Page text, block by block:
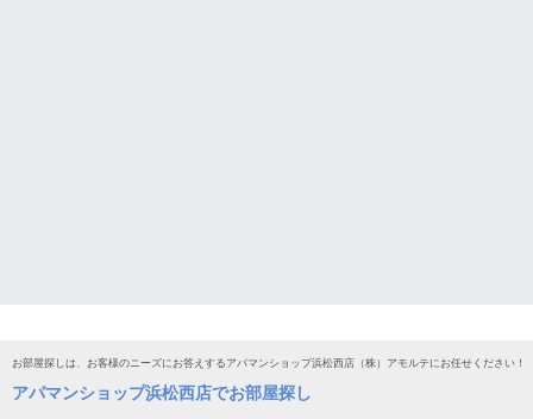
お部屋探しは、お客様のニーズにお答えするアパマンショップ浜松西店（株）アモルテにお任せください！
アパマンショップ浜松西店でお部屋探し